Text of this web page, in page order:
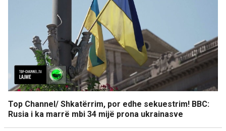
Top Channel/ Shkatërrim, por edhe sekuestrim! BBC:
Rusia i ka marrë mbi 34 mijë prona ukrainasve